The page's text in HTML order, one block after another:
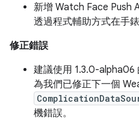
新增 Watch Face Push
透過程式輔助方式在手錶
修正錯誤
建議使用 1.3.0-alpha06
為我們已修正下一個
機錯誤。